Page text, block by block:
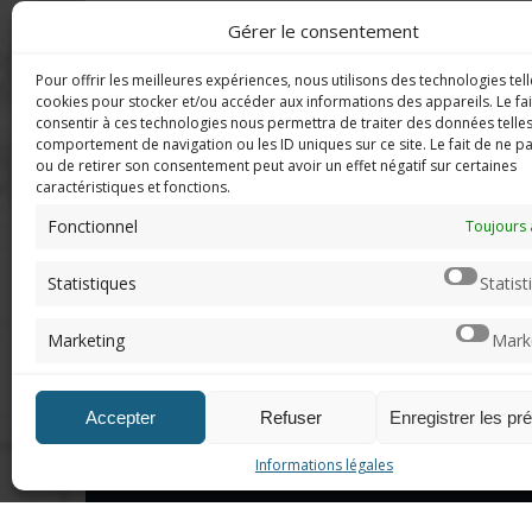
Gérer le consentement
Pour offrir les meilleures expériences, nous utilisons des technologies
cookies pour stocker et/ou accéder aux informations des appareils. Le
consentir à ces technologies nous permettra de traiter des données
comportement de navigation ou les ID uniques sur ce site. Le fait de ne
ou de retirer son consentement peut avoir un effet négatif sur certaines
caractéristiques et fonctions.
Fonctionnel Toujours
Statistiques
Marketing
Accepter Refuser Enregistrer les
Informations légales
Imerod.fr est un site traitant de
l'univers du jeu vidéo. Toute
reproduction partielle ou complète
sans autorisation préalable est
interdite.
Mentions légales
DERNIERS
en
de